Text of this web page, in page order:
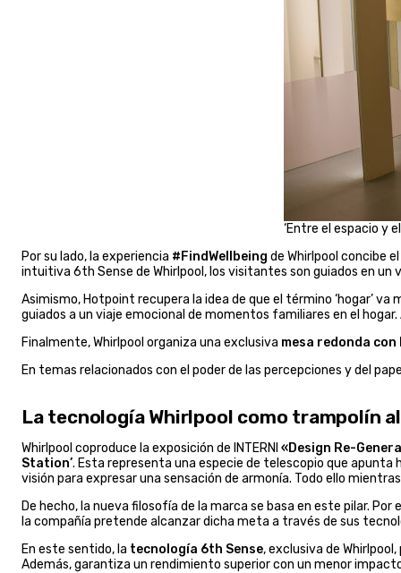
‘Entre el espacio y
Por su lado, la experiencia #FindWellbeing de Whirlpool concibe
intuitiva 6th Sense de Whirlpool, los visitantes son guiados en
Asimismo, Hotpoint recupera la idea de que el término ‘hogar’
guiados a un viaje emocional de momentos familiares en el
Finalmente, Whirlpool organiza una exclusiva mesa redonda
En temas relacionados con el poder de las percepciones y del
La tecnología Whirlpool como trampolín
Whirlpool coproduce la exposición de INTERNI «Design Re-
Station’. Esta representa una especie de telescopio que apunta
visión para expresar una sensación de armonía. Todo ello
De hecho, la nueva filosofía de la marca se basa en este pilar.
la compañía pretende alcanzar dicha meta a través de sus
En este sentido, la tecnología 6th Sense, exclusiva de
Además, garantiza un rendimiento superior con un menor